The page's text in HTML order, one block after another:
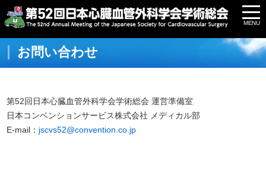
お問い合わせ
第52回日本心臓血管外科学会学術総会 運営準備室
日本コンベンションサービス株式会社 メディカル部
E-mail： jscvs52@convention.co.jp